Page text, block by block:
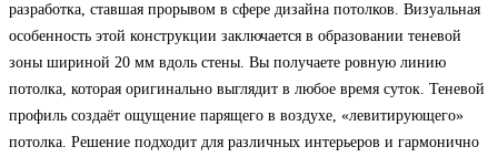
разработка, ставшая прорывом в сфере дизайна потолков. Визуальная
особенность этой конструкции заключается в образовании теневой
зоны шириной 20 мм вдоль стены. Вы получаете ровную линию
потолка, которая оригинально выглядит в любое время суток. Теневой
профиль создаёт ощущение парящего в воздухе, «левитирующего»
потолка. Решение подходит для различных интерьеров и гармонично